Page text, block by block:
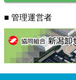
■ 管理運営者